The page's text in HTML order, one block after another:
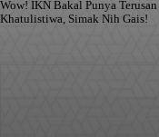
Wow! IKN Bakal Punya Terusan
Khatulistiwa, Simak Nih Gais!